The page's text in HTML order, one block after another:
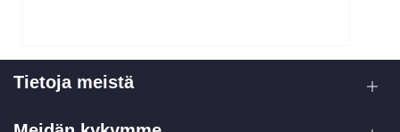
Tietoja meistä